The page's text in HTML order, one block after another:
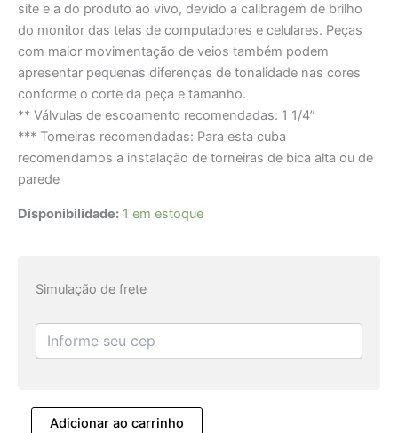
site e a do produto ao vivo, devido a calibragem de brilho
do monitor das telas de computadores e celulares. Peças
com maior movimentação de veios também podem
apresentar pequenas diferenças de tonalidade nas cores
conforme o corte da peça e tamanho.
** Válvulas de escoamento recomendadas: 1 1/4”
*** Torneiras recomendadas: Para esta cuba
recomendamos a instalação de torneiras de bica alta ou de
parede
Disponibilidade: 1 em estoque
Simulação de frete
Adicionar ao carrinho